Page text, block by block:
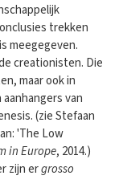
trekken
meegegeven.
creationisten. Die
maar ook in
van
(zie Stefaan
'The Low
in Europe, 2014.)
zijn ergrosso